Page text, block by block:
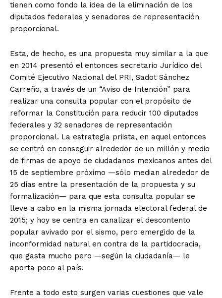
tienen como fondo la idea de la eliminación de los
diputados federales y senadores de representación
proporcional.
Esta, de hecho, es una propuesta muy similar a la que
en 2014 presentó el entonces secretario Jurídico del
Comité Ejecutivo Nacional del PRI, Sadot Sánchez
Carreño, a través de un “Aviso de Intención” para
realizar una consulta popular con el propósito de
reformar la Constitución para reducir 100 diputados
federales y 32 senadores de representación
proporcional. La estrategia priista, en aquel entonces
se centró en conseguir alrededor de un millón y medio
de firmas de apoyo de ciudadanos mexicanos antes del
15 de septiembre próximo —sólo median alrededor de
25 días entre la presentación de la propuesta y su
formalización— para que esta consulta popular se
lleve a cabo en la misma jornada electoral federal de
2015; y hoy se centra en canalizar el descontento
popular avivado por el sismo, pero emergido de la
inconformidad natural en contra de la partidocracia,
que gasta mucho pero —según la ciudadanía— le
aporta poco al país.
Frente a todo esto surgen varias cuestiones que vale